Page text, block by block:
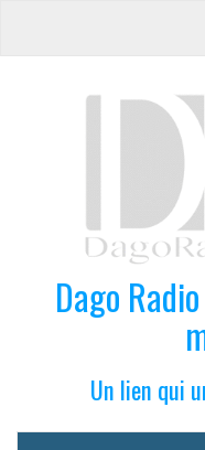
Dago
Un lien qui